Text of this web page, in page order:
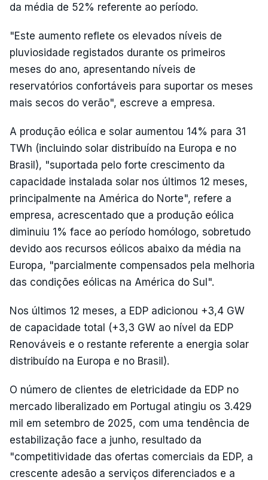
da média de 52% referente ao período.
"Este aumento reflete os elevados níveis de
pluviosidade registados durante os primeiros
meses do ano, apresentando níveis de
reservatórios confortáveis para suportar os meses
mais secos do verão", escreve a empresa.
A produção eólica e solar aumentou 14% para 31
TWh (incluindo solar distribuído na Europa e no
Brasil), "suportada pelo forte crescimento da
capacidade instalada solar nos últimos 12 meses,
principalmente na América do Norte", refere a
empresa, acrescentado que a produção eólica
diminuiu 1% face ao período homólogo, sobretudo
devido aos recursos eólicos abaixo da média na
Europa, "parcialmente compensados pela melhoria
das condições eólicas na América do Sul".
Nos últimos 12 meses, a EDP adicionou +3,4 GW
de capacidade total (+3,3 GW ao nível da EDP
Renováveis e o restante referente a energia solar
distribuído na Europa e no Brasil).
O número de clientes de eletricidade da EDP no
mercado liberalizado em Portugal atingiu os 3.429
mil em setembro de 2025, com uma tendência de
estabilização face a junho, resultado da
"competitividade das ofertas comerciais da EDP, a
crescente adesão a serviços diferenciados e a